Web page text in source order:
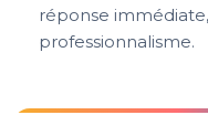
réponse
professionnalisme.